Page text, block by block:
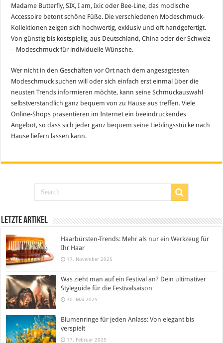
Madame Butterfly, SIX, I am, Ixic oder Bee-Line, das modische
Accessoire betont schöne Füße. Die verschiedenen Modeschmuck-
Kollektionen zeigen sich hochwertig, exklusiv und oft handgefertigt.
Von günstig bis kostspielig, aus Deutschland, China oder der Schweiz
– Modeschmuck für individuelle Wünsche.
Wer nicht in den Geschäften vor Ort nach dem angesagtesten
Modeschmuck suchen will oder sich einfach erst einmal über die
neusten Trends informieren möchte, kann seine Schmuckauswahl
selbstverständlich ganz bequem von zu Hause aus treffen. Viele
Online-Shops präsentieren im Internet ein beeindruckendes
Angebot, so dass sich jeder ganz bequem seine Lieblingsstücke nach
Hause liefern lassen kann.
Letzte Artikel
Haarbürsten-Trends: Mehr als nur ein Werkzeug für
Ihr Haar
17. November 2025
Was zieht man auf ein Festival an? Dein ultimativer
Styleguide für die Festivalsaison
30. Mai 2025
Blumenringe für jeden Anlass: Von elegant bis
verspielt
17. Februar 2025